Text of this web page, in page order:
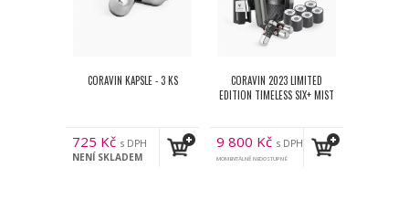
CORAVIN KAPSLE - 3 KS
725 Kč s DPH
NENÍ SKLADEM
CORAVIN 2023 LIMITED
EDITION TIMELESS SIX+ MIST
9 800 Kč s DPH
MOMENTÁLNĚ NEDOSTUPNÉ